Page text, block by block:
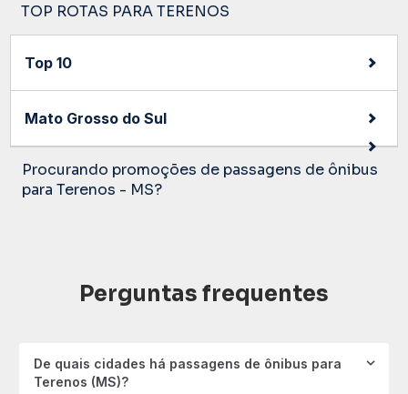
TOP ROTAS PARA TERENOS
Top 10
Mato Grosso do Sul
Procurando promoções de passagens de ônibus
para Terenos - MS?
Perguntas frequentes
De quais cidades há passagens de ônibus para
Terenos (MS)?